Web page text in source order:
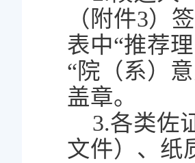
（ 附件3）
表中“推荐
“院（系）
盖章。
3.各类佐
文件） 、纸